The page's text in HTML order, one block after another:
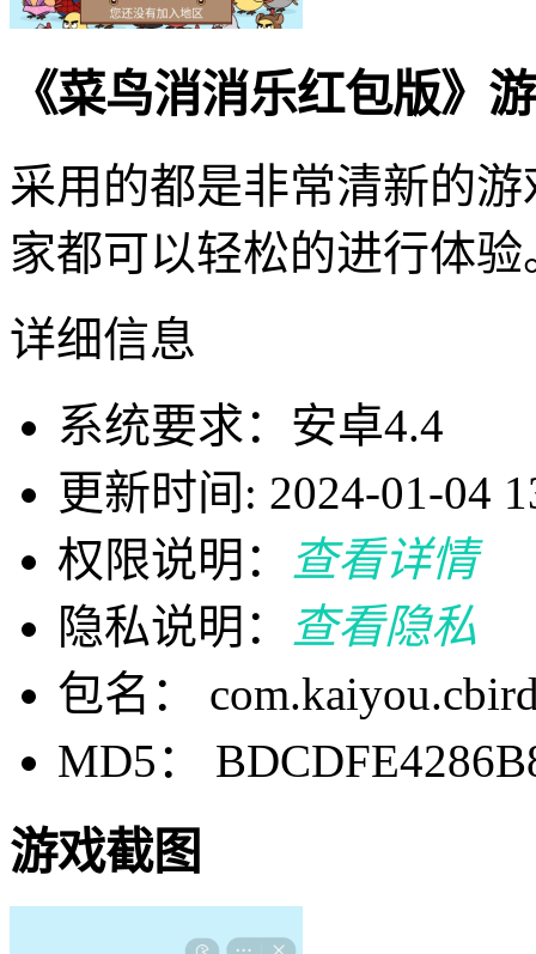
《菜鸟消消乐红包版》
采用的都是非常清新的
家都可以轻松的进行体验
详细信息
系统要求：安卓4.4
更新时间: 2024-01-04
权限说明：
查看详情
隐私说明：
查看隐私
包名：
MD5：
游戏截图